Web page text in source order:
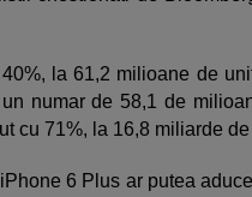
la 61,2 milioane de
numar de 58,1 de
cu 71%, la 16,8 miliarde
6 Plus ar putea